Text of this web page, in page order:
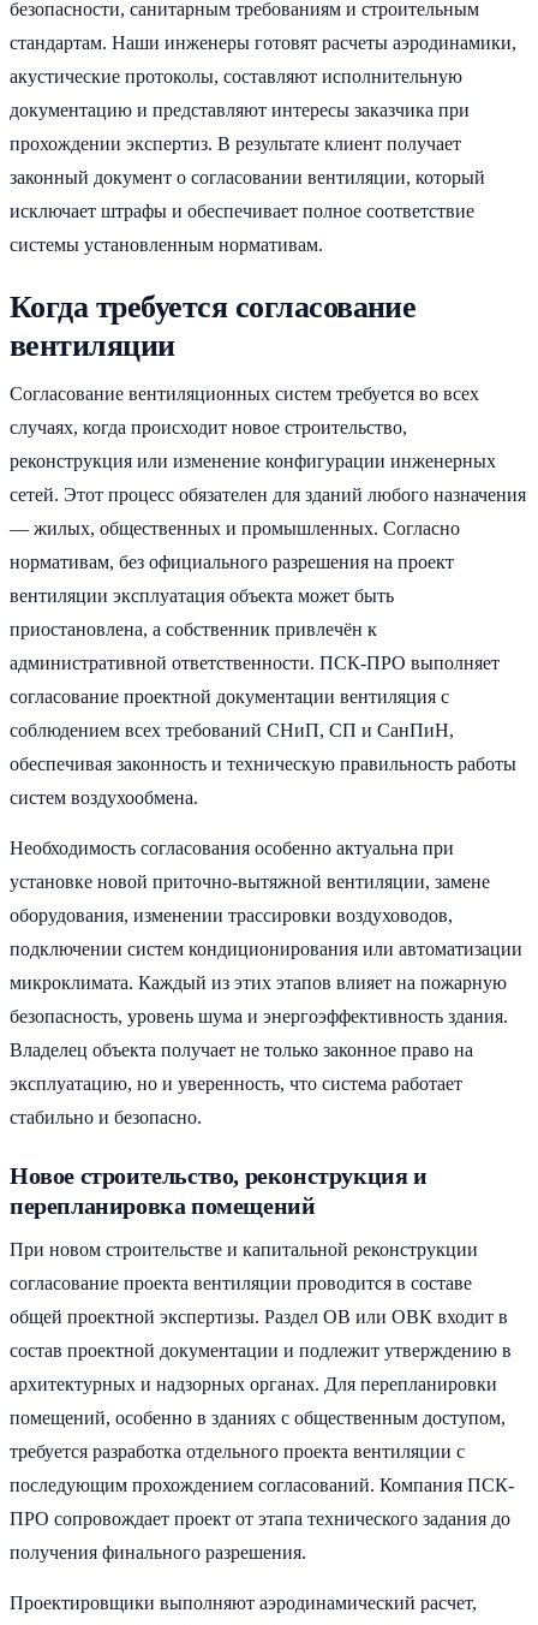
безопасности, санитарным требованиям и строительным
стандартам. Наши инженеры готовят расчеты аэродинамики,
акустические протоколы, составляют исполнительную
документацию и представляют интересы заказчика при
прохождении экспертиз. В результате клиент получает
законный документ о согласовании вентиляции, который
исключает штрафы и обеспечивает полное соответствие
системы установленным нормативам.
Когда требуется согласование
вентиляции
Согласование вентиляционных систем требуется во всех
случаях, когда происходит новое строительство,
реконструкция или изменение конфигурации инженерных
сетей. Этот процесс обязателен для зданий любого назначения
— жилых, общественных и промышленных. Согласно
нормативам, без официального разрешения на проект
вентиляции эксплуатация объекта может быть
приостановлена, а собственник привлечён к
административной ответственности. ПСК-ПРО выполняет
согласование проектной документации вентиляция с
соблюдением всех требований СНиП, СП и СанПиН,
обеспечивая законность и техническую правильность работы
систем воздухообмена.
Необходимость согласования особенно актуальна при
установке новой приточно-вытяжной вентиляции, замене
оборудования, изменении трассировки воздуховодов,
подключении систем кондиционирования или автоматизации
микроклимата. Каждый из этих этапов влияет на пожарную
безопасность, уровень шума и энергоэффективность здания.
Владелец объекта получает не только законное право на
эксплуатацию, но и уверенность, что система работает
стабильно и безопасно.
Новое строительство, реконструкция и
перепланировка помещений
При новом строительстве и капитальной реконструкции
согласование проекта вентиляции проводится в составе
общей проектной экспертизы. Раздел ОВ или ОВК входит в
состав проектной документации и подлежит утверждению в
архитектурных и надзорных органах. Для перепланировки
помещений, особенно в зданиях с общественным доступом,
требуется разработка отдельного проекта вентиляции с
последующим прохождением согласований. Компания ПСК-
ПРО сопровождает проект от этапа технического задания до
получения финального разрешения.
Проектировщики выполняют аэродинамический расчет,